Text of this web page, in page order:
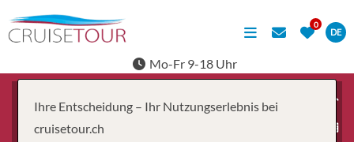
DE
Mo-Fr 9-18 Uhr
Ihre Entscheidung – Ihr Nutzungserlebnis bei
cruisetour.ch